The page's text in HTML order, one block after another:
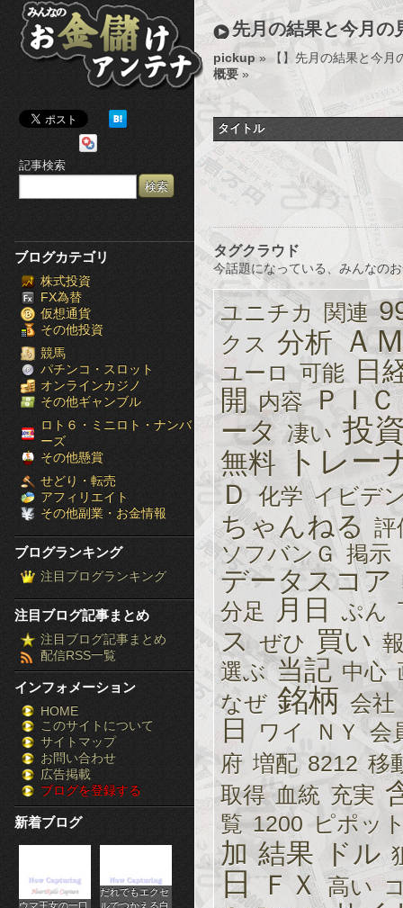
み
ん
な
の
お
金
儲
け
ア
ン
テ
ナ
［ブ
ロ
グ
ラ
ン
キ
ン
グ］-
株
FX
競
馬
パ
チ
ス
記事検索
ブログカテゴリ
株式投資
FX為替
仮想通貨
その他投資
競馬
パチンコ・スロット
オンラインカジノ
その他ギャンブル
ロト６・ミニロト・ナンバ
ーズ
その他懸賞
せどり・転売
アフィリエイト
その他副業・お金情報
ブログランキング
注目ブログランキング
注目ブログ記事まとめ
注目ブログ記事まとめ
配信RSS一覧
インフォメーション
HOME
このサイトについて
サイトマップ
お問い合わせ
広告掲載
ブログを登録する
新着ブログ
ウマ王女の一口
だれでもエクセ
ルでつかえる白
先月の結果と今月の
pickup » 【 】先月の結果と今月
概要»
タイトル
タグクラウド
今話題になっている、みんなの
ユニチカ 関連
クス 分析 Ａ
ユーロ 可能
日
開 内容 ＰＩＣ
ータ 凄い 投
無料 トレー
Ｄ 化学 イビデ
ちゃんねる 評
ソフバンＧ 掲示
データスコア
分足
月日 ぷん
ス ぜひ 買い
選ぶ 当記 中心
なぜ 銘柄 会社
日 ワイ ＮＹ 会
府 増配 8212 移
取得 血統 充実
覧 1200 ピポッ
加 結果 ドル
日 ＦＸ 高い